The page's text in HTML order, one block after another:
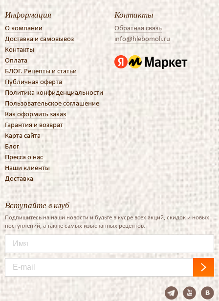
Информация
О компании
Доставка и самовывоз
Контакты
Оплата
БЛОГ. Рецепты и статьи
Публичная оферта
Политика конфиденциальности
Пользовательское соглашение
Как оформить заказ
Гарантия и возврат
Карта сайта
Блог
Пресса о нас
Наши клиенты
Доставка
Контакты
Обратная связь
info@hlebomoli.ru
Вступайте в клуб
Подпишитесь на наши новости и будьте в кусре всех акций, скидок и новых
поступлений, а также самых изысканных рецептов.